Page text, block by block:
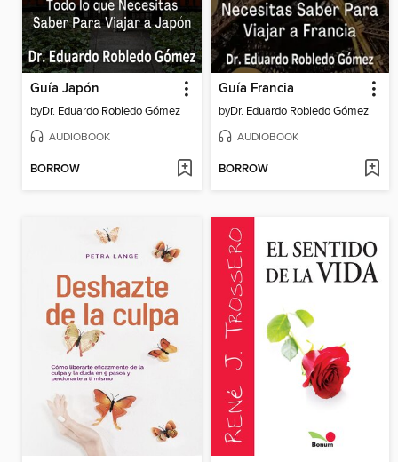
Guía Japón
byDr. Eduardo Robledo Gómez
AUDIOBOOK
BORROW
Guía Francia
byDr. Eduardo Robledo Gómez
AUDIOBOOK
BORROW